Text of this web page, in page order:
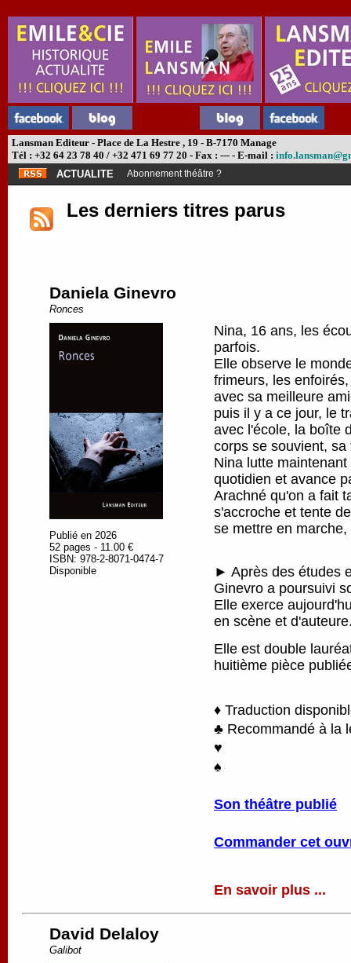
Lansman Editeur - Place de La Hestre , 19 - B-7170 Manage
Tél : +32 64 23 78 40 / +32 471 69 77 20 - Fax : --- - E-mail :
ACTUALITE
Abonnement théâtre ?
Les derniers titres parus
Daniela Ginevro
Ronces
Publié en 2026
52 pages - 11.00 €
ISBN: 978-2-8071-0474-7
Disponible
Nina, 16 ans, les
parfois.
Elle observe le
frimeurs, les
avec sa meilleure
puis il y a ce jour, le
avec l'école, la boîte
corps se souvient,
Nina lutte
quotidien et avance
Arachné qu'on a fait
s'accroche et tente
se mettre en
► Après des études
Ginevro a poursuivi
Elle exerce
en scène et
Elle est double
huitième pièce
♦ Traduction
♣ Recommandé à la
♥
♠
Son théâtre publié
Commander cet
En savoir plus ...
David Delaloy
Galibot